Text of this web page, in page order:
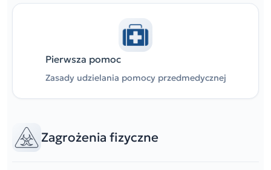
Pierwsza pomoc
Zasady udzielania pomocy przedmedycznej
Zagrożenia fizyczne